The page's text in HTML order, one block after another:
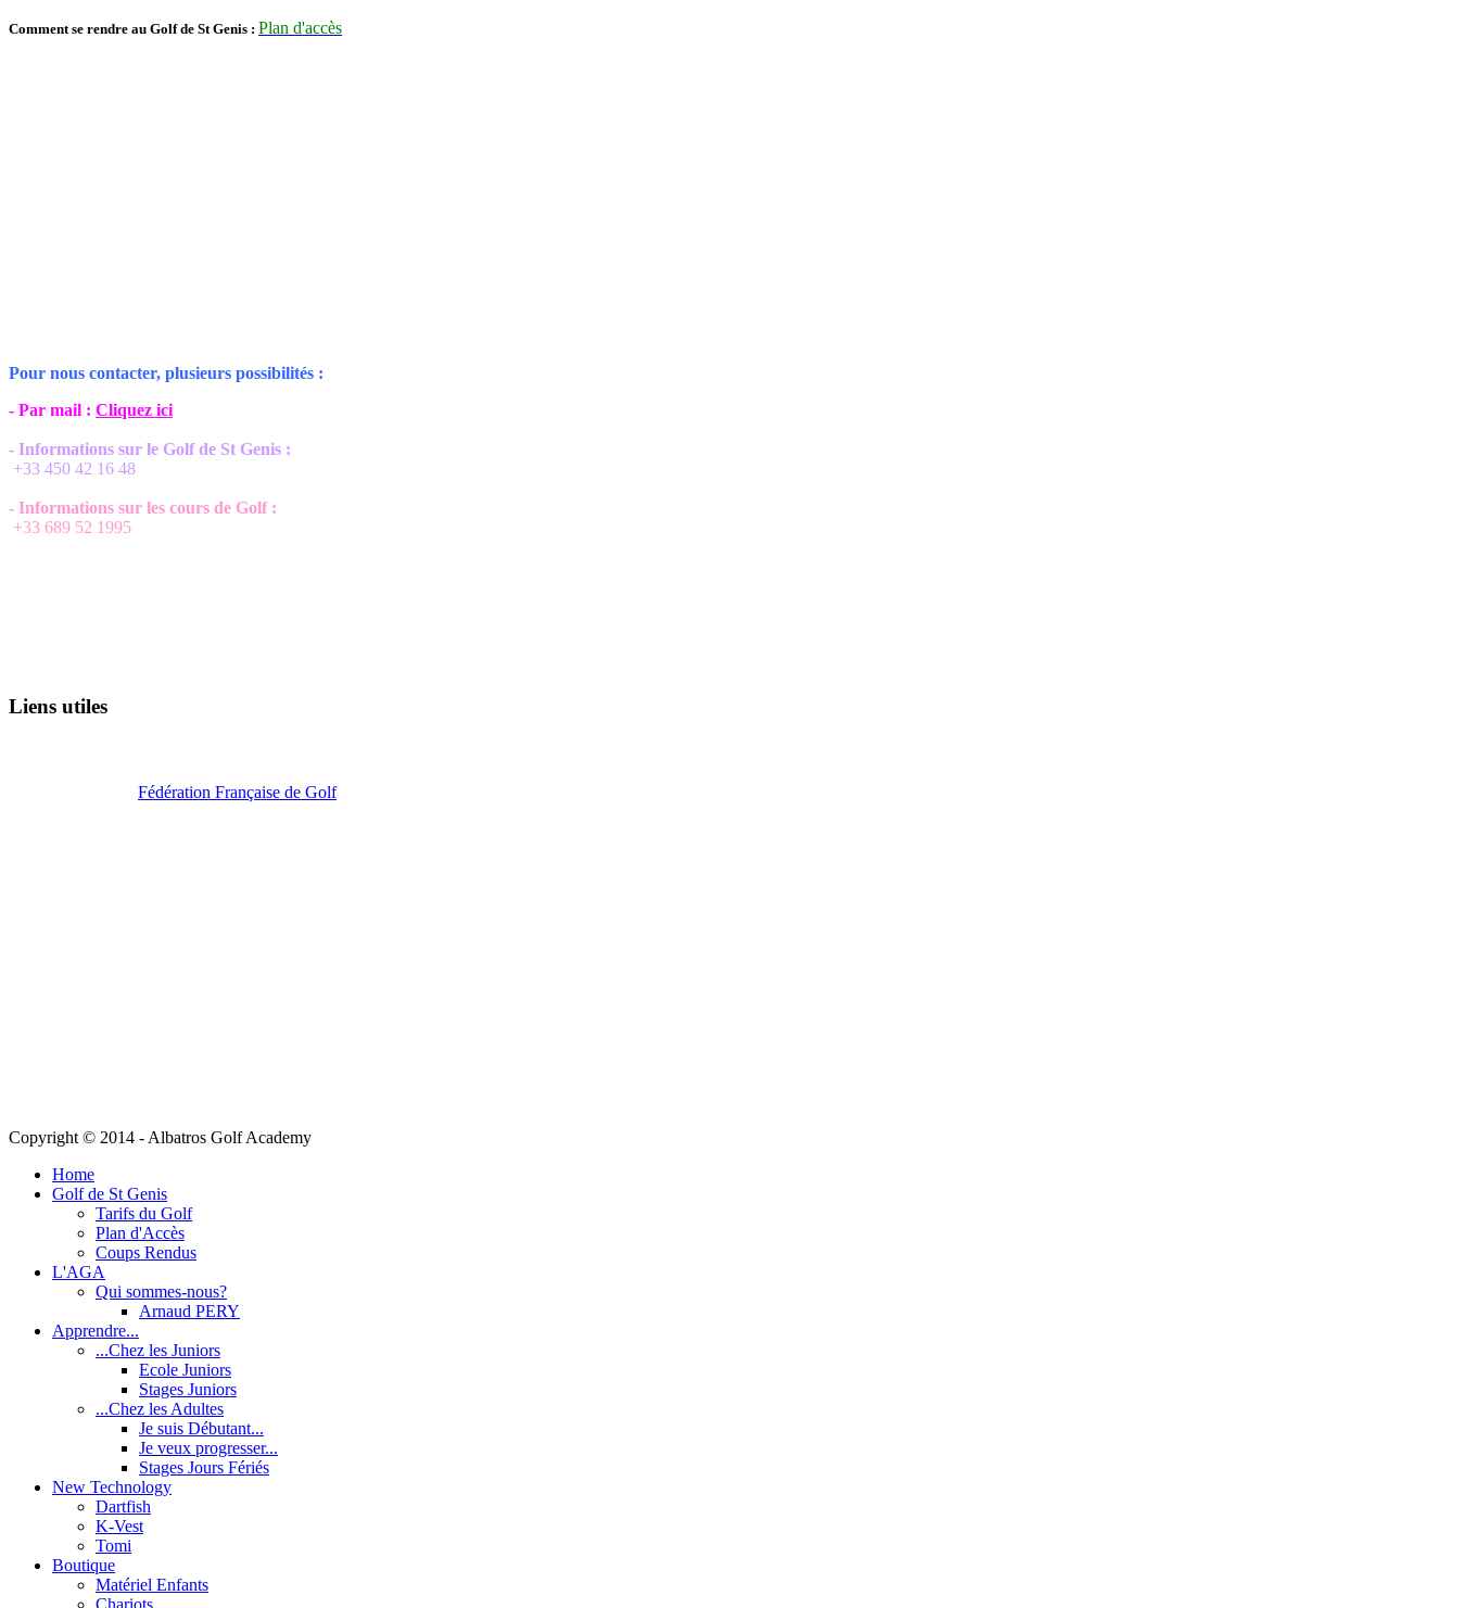
Comment se rendre au Golf de St Genis : Plan d'accès
Pour nous contacter, plusieurs possibilités :
- Par mail : Cliquez ici
- Informations sur le Golf de St Genis :
+33 450 42 16 48
- Informations sur les cours de Golf :
+33 689 52 1995
Liens utiles
Fédération Française de Golf
Copyright © 2014 - Albatros Golf Academy
Home
Golf de St Genis
Tarifs du Golf
Plan d'Accès
Coups Rendus
L'AGA
Qui sommes-nous?
Arnaud PERY
Apprendre...
...Chez les Juniors
Ecole Juniors
Stages Juniors
...Chez les Adultes
Je suis Débutant...
Je veux progresser...
Stages Jours Fériés
New Technology
Dartfish
K-Vest
Tomi
Boutique
Matériel Enfants
Chariots